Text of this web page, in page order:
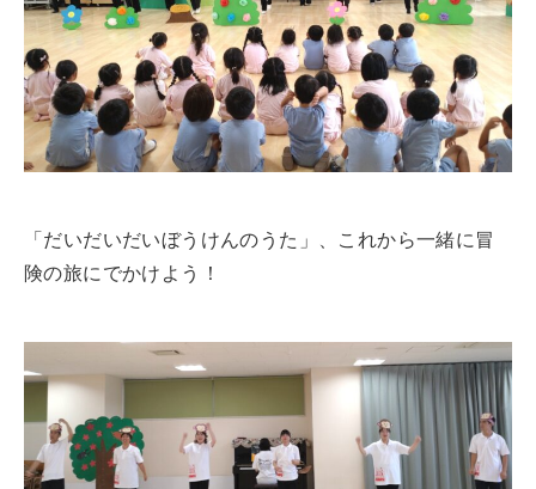
修学支援に関する確認申請書
認証評価
財務情報
グループ校
「だいだいだいぼうけんのうた」、これから一緒に冒
険の旅にでかけよう！